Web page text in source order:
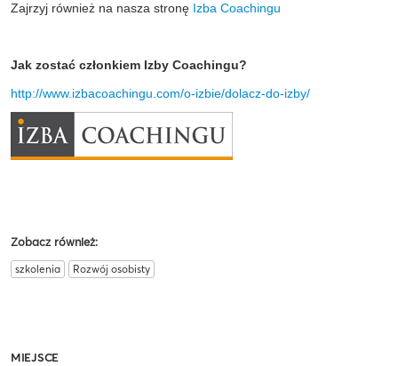
Zajrzyj również na nasza stronę Izba Coachingu
Jak zostać członkiem Izby Coachingu?
http://www.izbacoachingu.com/o-izbie/dolacz-do-izby/
Zobacz również:
szkolenia Rozwój osobisty
MIEJSCE